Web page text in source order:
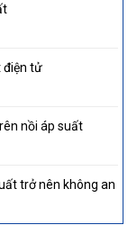
điện tử
nồi áp suất
trở nên không an